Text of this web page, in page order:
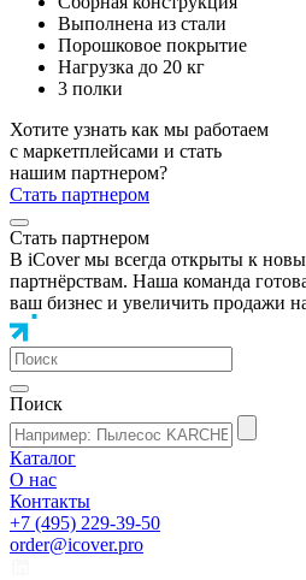
Выполнена из стали
Порошковое покрытие
Нагрузка до 20 кг
3 полки
Хотите узнать как мы работаем
с маркетплейсами и стать
нашим партнером?
Стать партнером
Стать партнером
В iCover мы всегда открыты к
партнёрствам. Наша команда
ваш бизнес и увеличить продажи
Поиск
Каталог
О нас
Контакты
+7 (495) 229-39-50
order@icover.pro